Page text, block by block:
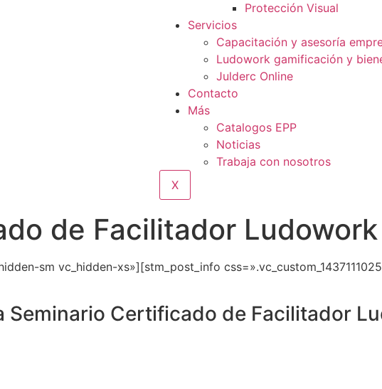
Protección Visual
Servicios
Capacitación y asesoría
Ludowork gamificación y
Julderc Online
Contacto
Más
Catalogos EPP
Noticias
Trabaja con nosotros
X
de Facilitador Ludowork
sm vc_hidden-xs»][stm_post_info
Certificado de Facilitador